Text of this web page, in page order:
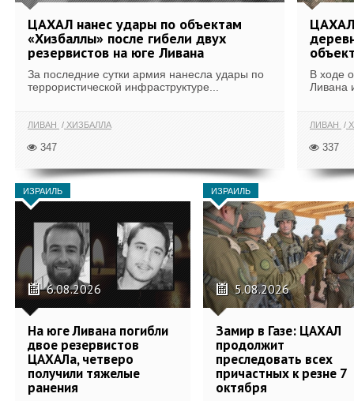
ЦАХАЛ нанес удары по объектам
«Хизбаллы» после гибели двух
резервистов на юге Ливана
За последние сутки армия нанесла удары по
террористической инфраструктуре...
ЛИВАН ХИЗБАЛЛА
347
В ходе
Ливана
ЛИВАН
337
ИЗРАИЛЬ
6.08.2026
На юге Ливана погибли
двое резервистов
ЦАХАЛа, четверо
получили тяжелые
ранения
ИЗРАИЛЬ
5.08.2026
Замир в Газе: ЦАХАЛ
продолжит
преследовать всех
причастных к резне 7
октября